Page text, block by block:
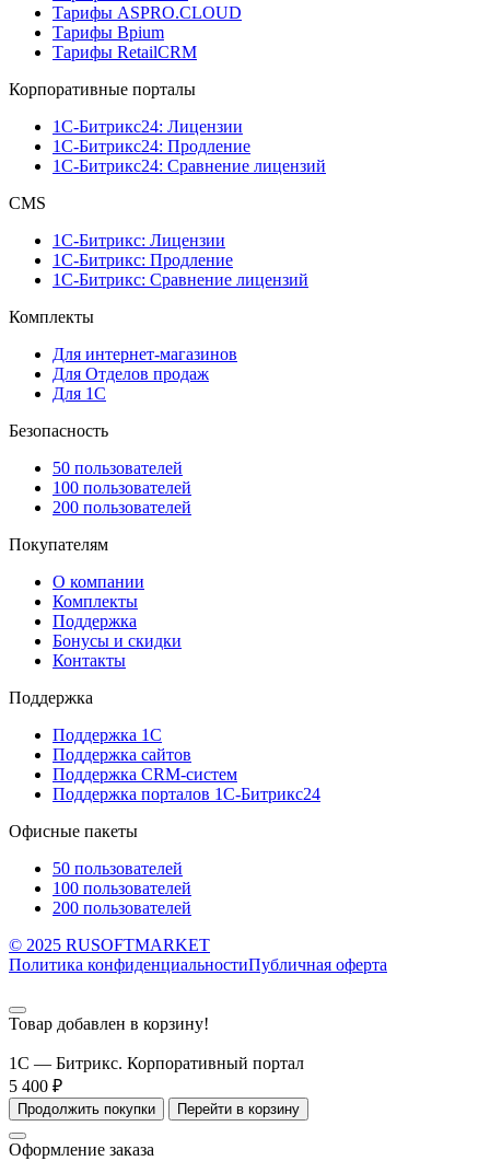
Тарифы ASPRO.CLOUD
Тарифы Bpium
Тарифы RetailCRM
Корпоративные порталы
1С-Битрикс24: Лицензии
1С-Битрикс24: Продление
1С-Битрикс24: Сравнение лицензий
CMS
1С-Битрикc: Лицензии
1С-Битрикc: Продление
1С-Битрикс: Сравнение лицензий
Комплекты
Для интернет-магазинов
Для Отделов продаж
Для 1С
Безопасность
50 пользователей
100 пользователей
200 пользователей
Покупателям
О компании
Комплекты
Поддержка
Бонусы и скидки
Контакты
Поддержка
Поддержка 1С
Поддержка сайтов
Поддержка CRM-систем
Поддержка порталов 1С-Битрикс24
Офисные пакеты
50 пользователей
100 пользователей
200 пользователей
© 2025 RUSOFTMARKET
Политика конфиденциальностиПубличная оферта
Товар добавлен в корзину!
1С — Битрикс. Корпоративный портал
5 400 ₽
Продолжить покупки Перейти в корзину
Оформление заказа